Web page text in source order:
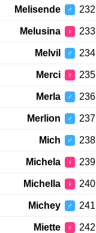
232
♂
Melisende
233
♀
Melusina
234
♂
Melvil
235
♀
Merci
236
♂
Merla
237
♂
Merlion
238
♂
Mich
239
♀
Michela
240
♀
Michella
241
♂
Michey
242
♀
Miette